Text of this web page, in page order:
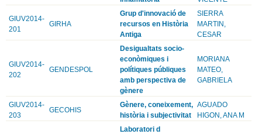
GIUV2014-
201
GIRHA
Grup d'innovació de
recursos en Història
Antiga
SIERRA
MARTIN,
CESAR
GIUV2014-
202
GENDESPOL
Desigualtats socio-
econòmiques i
polítiques públiques
amb perspectiva de
gènere
MORIANA
MATEO,
GABRIELA
GIUV2014-
203
GECOHIS
Gènere, coneixement,
història i subjectivitat
AGUADO
HIGON, ANA M
Laboratori d